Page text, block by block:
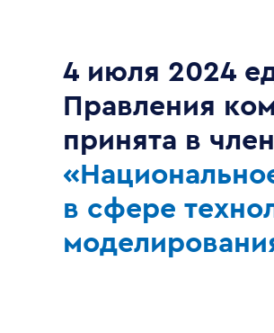
4 июля 2024
Правления
принята в
в сфере